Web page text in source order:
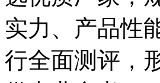
实力、产品性
行全面测评，